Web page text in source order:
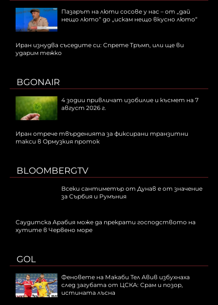
Пазарът на люти сосове у нас – от „дай
нещо люто“ до „искам нещо вкусно люто“
Иран изнудва съседите си: Спрете Тръмп, или ще ви
ударим тежко
BGONAIR
4 зодии привличат изобилие и късмет на 7
август 2026 г.
Иран отрече твърденията за фиксирани транзитни
такси в Ормузкия проток
BLOOMBERGTV
Всеки сантиметър от Дунав е от значение
за Сърбия и Румъния
Саудитска Арабия може да прекрати господството на
хутите в Червено море
GOL
Феновете на Макаби Тел Авив избухнаха
след загубата от ЦСКА: Срам и позор,
истината лъсна